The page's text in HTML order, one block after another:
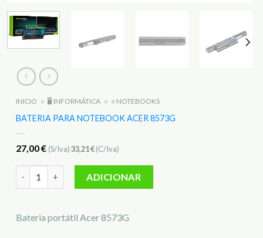
INICIO ○ 🖥️ INFORMÁTICA ○ ○ NOTEBOOKS
BATERIA PARA NOTEBOOK ACER 8573G
27,00€ (S/Iva)33,21€(C/Iva)
ADICIONAR
Bateria portátil Acer 8573G